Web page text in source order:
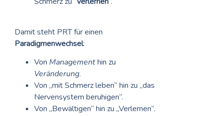
Damit steht PRT für einen
Paradigmenwechsel:
Von Managementhin zu
Veränderung.
Von „mit Schmerz leben“ hin zu „das
Nervensystem beruhigen“.
Von „Bewältigen“ hin zu „Verlernen“.